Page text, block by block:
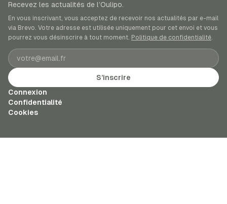
Recevez les actualités de l’Oulipo.
En vous inscrivant, vous acceptez de recevoir nos actualités par e-mail
via Brevo. Votre adresse est utilisée uniquement pour cet envoi et vous
pourrez vous désinscrire à tout moment. Politique de confidentialité.
Adresse e-mail
S’inscrire
Connexion
Confidentialité
Cookies